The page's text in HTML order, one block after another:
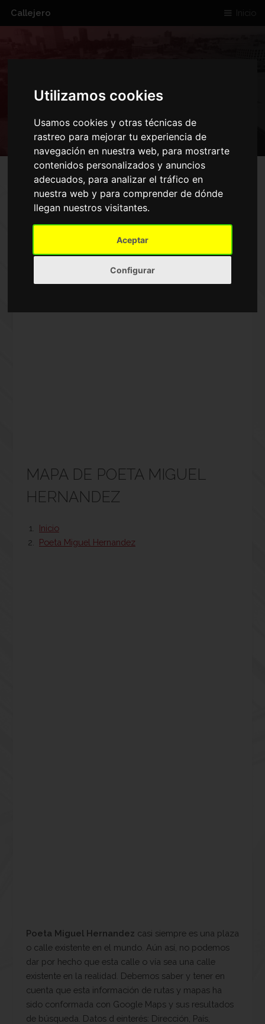
Utilizamos cookies
Usamos cookies y otras técnicas de
rastreo para mejorar tu experiencia de
navegación en nuestra web, para mostrarte
contenidos personalizados y anuncios
adecuados, para analizar el tráfico en
nuestra web y para comprender de dónde
llegan nuestros visitantes.
Aceptar
Configurar
Callejero Inicio
HERNANDEZ
MAPA DE POETA MIGUEL
HERNANDEZ
Inicio
Poeta Miguel Hernandez
Poeta Miguel Hernandez casi siempre es una plaza
o calle existente en el mundo. Aún así, no podemos
dar por hecho que esta calle o vía sea una calle
existente en la realidad. Debemos saber y tener en
cuenta que esta información de rutas y mapas ha
sido conformada con Google Maps y sus resultados
de búsqueda. Datos d einterés: Dirección, País,